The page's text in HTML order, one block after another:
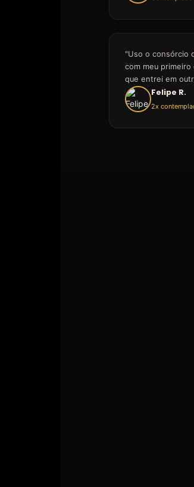
"Uso o consórcio
com meu
que entrei em
Felipe R.
2x